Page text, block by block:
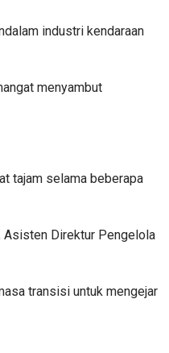
industri kendaraan
menyambut
tajam selama beberapa
Asisten Direktur Pengelola
transisi untuk mengejar